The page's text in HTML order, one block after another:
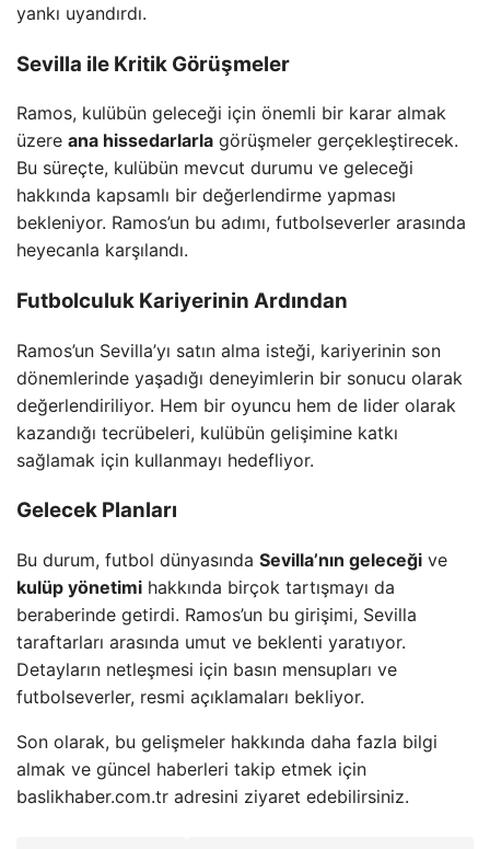
yankı uyandırdı.
Sevilla ile Kritik Görüşmeler
Ramos, kulübün geleceği için önemli bir karar almak
üzere ana hissedarlarla görüşmeler gerçekleştirecek.
Bu süreçte, kulübün mevcut durumu ve geleceği
hakkında kapsamlı bir değerlendirme yapması
bekleniyor. Ramos’un bu adımı, futbolseverler arasında
heyecanla karşılandı.
Futbolculuk Kariyerinin Ardından
Ramos’un Sevilla’yı satın alma isteği, kariyerinin son
dönemlerinde yaşadığı deneyimlerin bir sonucu olarak
değerlendiriliyor. Hem bir oyuncu hem de lider olarak
kazandığı tecrübeleri, kulübün gelişimine katkı
sağlamak için kullanmayı hedefliyor.
Gelecek Planları
Bu durum, futbol dünyasında Sevilla’nın geleceği ve
kulüp yönetimi hakkında birçok tartışmayı da
beraberinde getirdi. Ramos’un bu girişimi, Sevilla
taraftarları arasında umut ve beklenti yaratıyor.
Detayların netleşmesi için basın mensupları ve
futbolseverler, resmi açıklamaları bekliyor.
Son olarak, bu gelişmeler hakkında daha fazla bilgi
almak ve güncel haberleri takip etmek için
baslikhaber.com.tr adresini ziyaret edebilirsiniz.